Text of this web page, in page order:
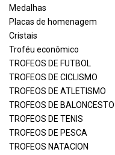
Medalhas
Placas de homenagem
Cristais
Troféu econômico
TROFEOS DE FUTBOL
TROFEOS DE CICLISMO
TROFEOS DE ATLETISMO
TROFEOS DE BALONCESTO
TROFEOS DE TENIS
TROFEOS DE PESCA
TROFEOS NATACION